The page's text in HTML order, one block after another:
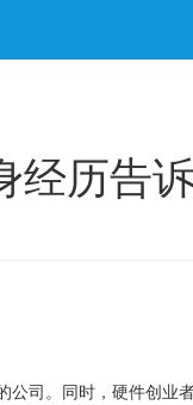
经历告
司。同时，硬件创业